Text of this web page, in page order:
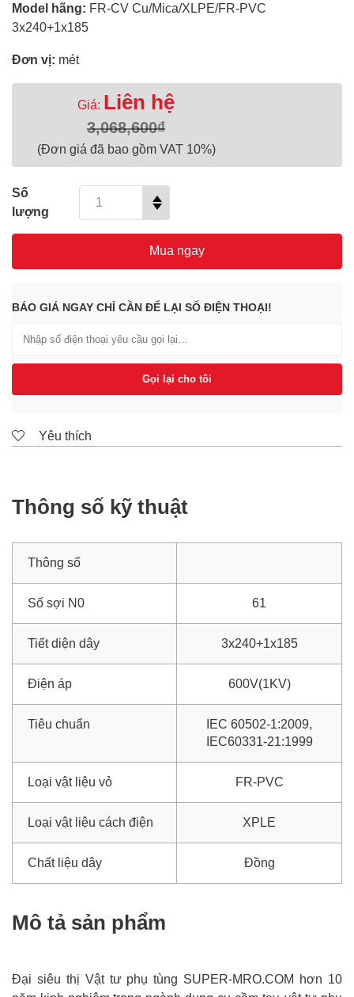
Model hãng: FR-CV Cu/Mica/XLPE/FR-PVC
3x240+1x185
Đơn vị: mét
Giá: Liên hệ
3,068,600₫
(Đơn giá đã bao gồm VAT 10%)
Số
lượng
Mua ngay
BÁO GIÁ NGAY CHỈ CẦN ĐỂ LẠI SỐ ĐIỆN THOẠI!
Gọi lại cho tôi
Yêu thích
Thông số kỹ thuật
Thông số
Số sợi N0 61
Tiết diện dây 3x240+1x185
Điện áp 600V(1KV)
Tiêu chuẩn
IEC 60502-1:2009,
IEC60331-21:1999
Loại vật liệu vỏ FR-PVC
Loại vật liệu cách điện XPLE
Chất liệu dây Đồng
Mô tả sản phẩm
Đại siêu thị Vật tư phụ tùng SUPER-MRO.COM hơn 10